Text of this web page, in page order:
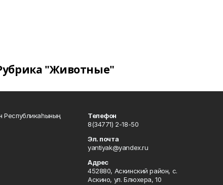
"Животные"
Республикаһының
Телефон
8(34771) 2-18-50
Эл. почта
yantiyak@yandex.ru
Адрес
452880, Аскинский район, с.
Аскино, ул. Блюхера, 10